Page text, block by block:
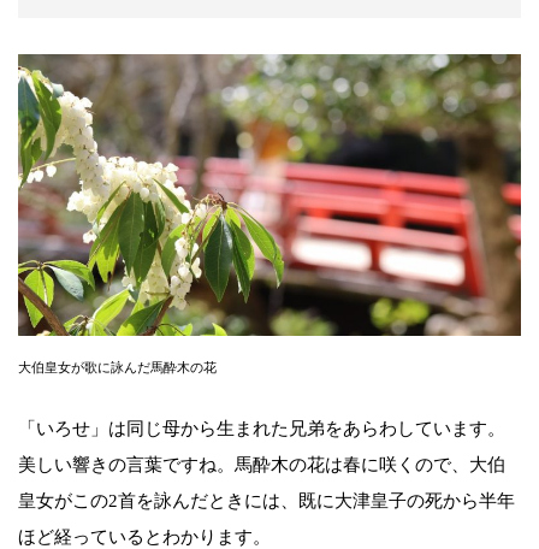
大伯皇女が歌に詠んだ馬酔木の花
「いろせ」は同じ母から生まれた兄弟をあらわしています。
美しい響きの言葉ですね。馬酔木の花は春に咲くので、大伯
皇女がこの2首を詠んだときには、既に大津皇子の死から半年
ほど経っているとわかります。